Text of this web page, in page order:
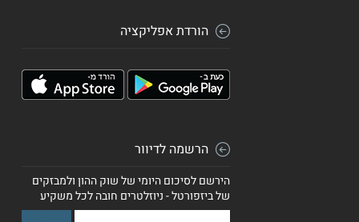
הורדת אפליקציה
הרשמה לדיוור
הירשם לסיכום היומי של שוק ההון ולמבזקים
של ביזפורטל - ניוזלטרים חובה לכל משקיע